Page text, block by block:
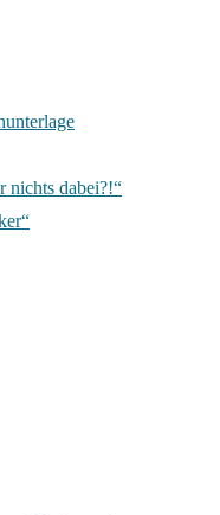
nichts dabei?!“